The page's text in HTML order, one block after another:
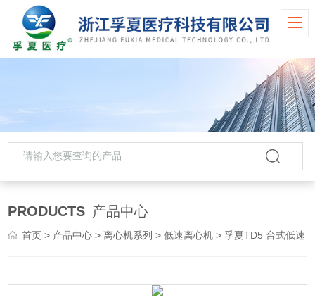
PRODUCTS 产品中心
首页 > 产品中心 >离心机系列 >低速离心机 > 孚夏TD5 台式低速离心机